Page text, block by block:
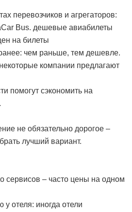
перевозчиков и агрегаторов:
Bus. дешевые авиабилеты
на билеты
чем раньше, тем дешевле.
компании предлагают
помогут сэкономить на
не обязательно дорогое –
лучший вариант.
сервисов – часто цены на одном
отеля: иногда отели